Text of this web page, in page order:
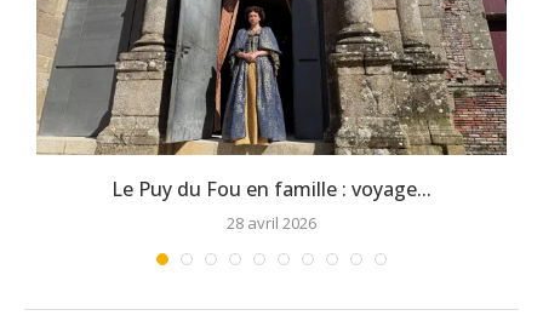
Le Puy du Fou en famille : voyage...
28 avril 2026